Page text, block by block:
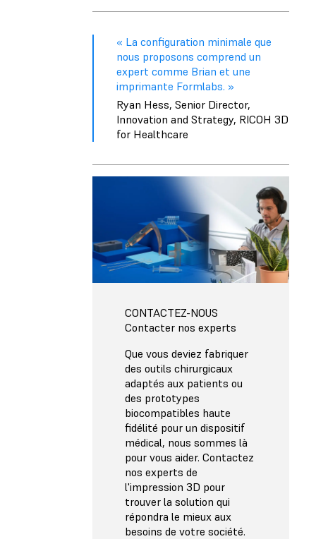
« La configuration minimale que
nous proposons comprend un
expert comme Brian et une
imprimante Formlabs. »
Ryan Hess, Senior Director,
Innovation and Strategy, RICOH 3D
for Healthcare
CONTACTEZ-NOUS
Contacter nos experts
Que vous deviez fabriquer
des outils chirurgicaux
adaptés aux patients ou
des prototypes
biocompatibles haute
fidélité pour un dispositif
médical, nous sommes là
pour vous aider. Contactez
nos experts de
l'impression 3D pour
trouver la solution qui
répondra le mieux aux
besoins de votre société.